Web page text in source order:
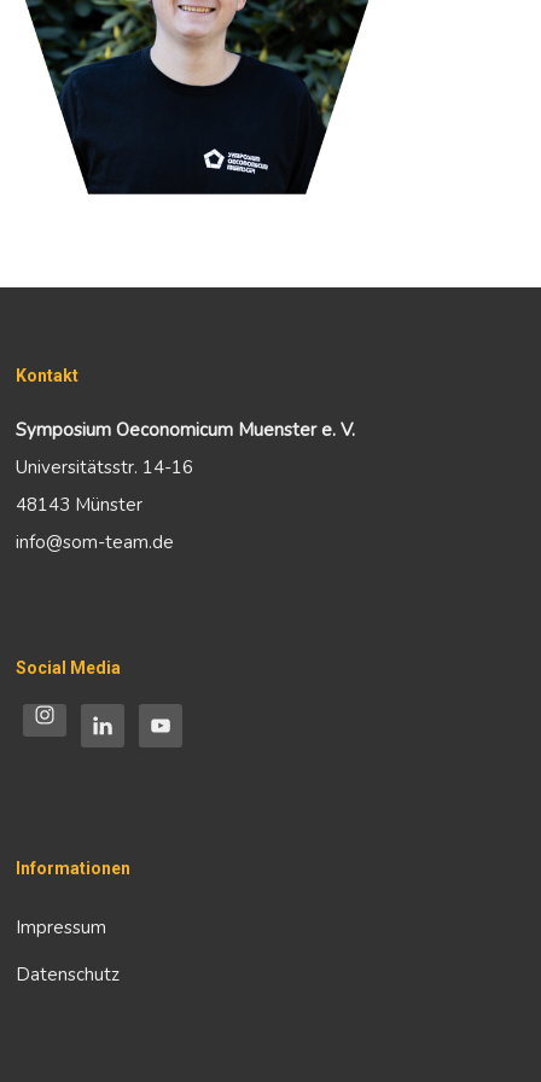
Kontakt
Symposium Oeconomicum Muenster e. V.
Universitätsstr. 14-16
48143 Münster
info@som-team.de
Social Media
Informationen
Impressum
Datenschutz